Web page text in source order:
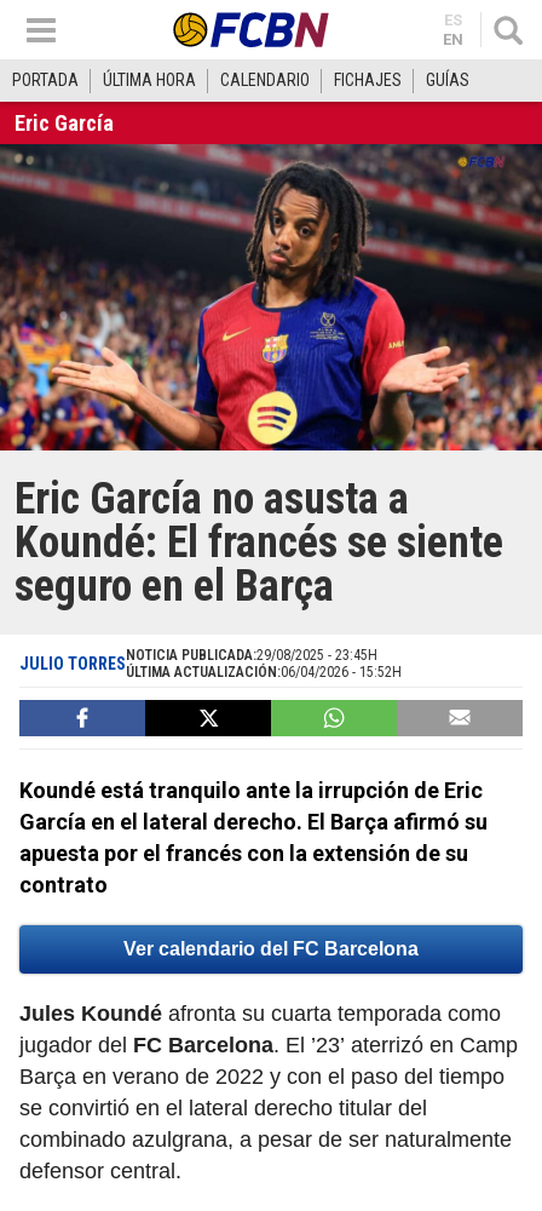
ES
EN
PORTADA ÚLTIMA HORA CALENDARIO FICHAJES GUÍAS
Eric García
Eric García no asusta a
Koundé: El francés se siente
seguro en el Barça
JULIO TORRES NOTICIA PUBLICADA:29/08/2025 - 23:45H
ÚLTIMA ACTUALIZACIÓN:06/04/2026 - 15:52H
Koundé está tranquilo ante la irrupción de Eric
García en el lateral derecho. El Barça afirmó su
apuesta por el francés con la extensión de su
contrato
Ver calendario del FC Barcelona
Jules Koundé afronta su cuarta temporada como
jugador del FC Barcelona. El ’23’ aterrizó en Camp
Barça en verano de 2022 y con el paso del tiempo
se convirtió en el lateral derecho titular del
combinado azulgrana, a pesar de ser naturalmente
defensor central.